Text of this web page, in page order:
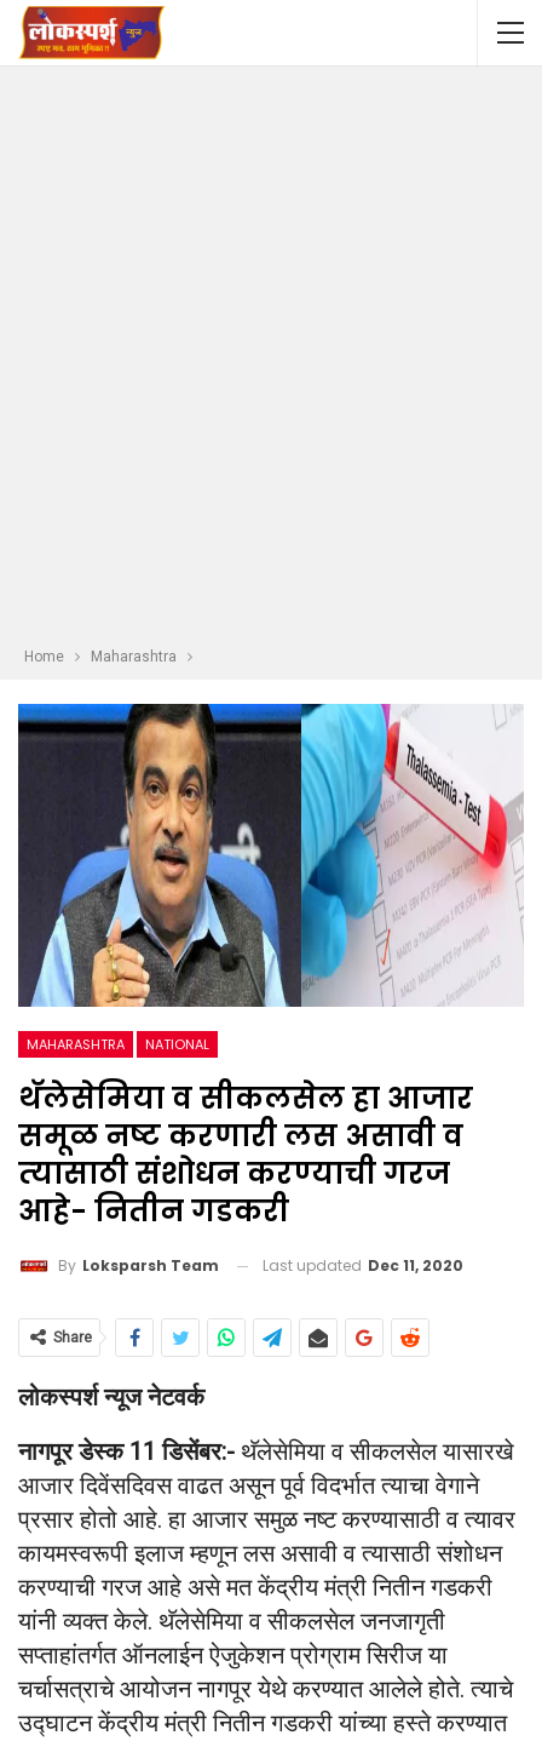
Home Maharashtra
MAHARASHTRA NATIONAL
थॅलेसेमिया व सीकलसेल हा आजार
समूळ नष्ट करणारी लस असावी व
त्‍यासाठी संशोधन करण्‍याची गरज
आहे- नितीन गडकरी
By Loksparsh Team Last updated Dec 11, 2020
Share
लोकस्पर्श न्यूज नेटवर्क
नागपूर डेस्क 11 डिसेंबर:- थॅलेसेमिया व सीकलसेल यासारखे
आजार दिवेंसदिवस वाढत असून पूर्व विदर्भात त्‍याचा वेगाने
प्रसार होतो आहे. हा आजार समुळ नष्ट करण्यासाठी व त्‍यावर
कायमस्वरूपी इलाज म्हणून लस असावी व त्‍यासाठी संशोधन
करण्‍याची गरज आहे असे मत केंद्रीय मंत्री नितीन गडकरी
यांनी व्यक्त केले. थॅलेसेमिया व सीकलसेल जनजागृती
सप्ताहांतर्गत ऑनलाईन ऐजुकेशन प्रोग्राम सिरीज या
चर्चासत्राचे आयोजन नागपूर येथे करण्यात आलेले होते. त्याचे
उद्घाटन केंद्रीय मंत्री नितीन गडकरी यांच्‍या हस्‍ते करण्यात